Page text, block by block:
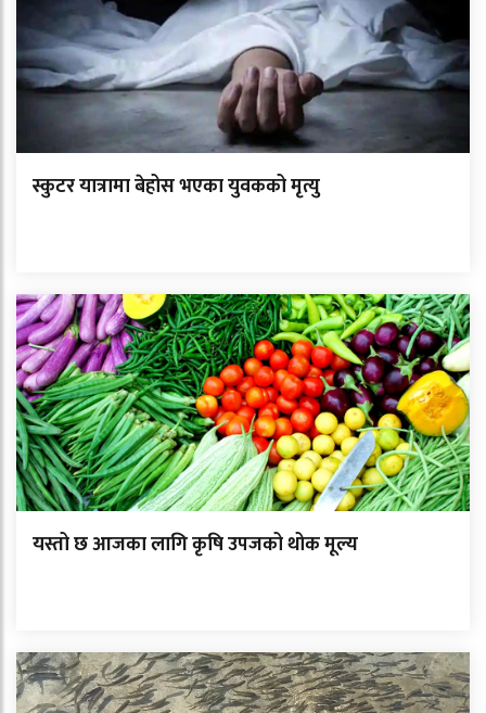
स्कुटर यात्रामा बेहोस भएका युवकको मृत्यु
यस्तो छ आजका लागि कृषि उपजको थोक मूल्य